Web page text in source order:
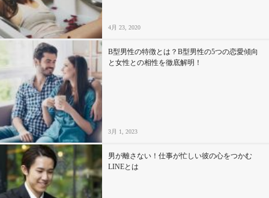
4月 23, 2020
B型男性の特徴とは？B型男性の5つの恋愛傾向
と女性との相性を徹底解明！
3月 1, 2023
男が離さない！仕事が忙しい彼の心をつかむ
LINEとは